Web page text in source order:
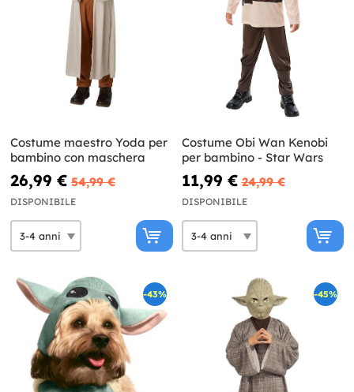
Costume maestro Yoda per
bambino con maschera
26,99 € 54,99 €
DISPONIBILE
Costume Obi Wan Kenobi
per bambino - Star Wars
11,99 € 24,99 €
DISPONIBILE
-43% -45%